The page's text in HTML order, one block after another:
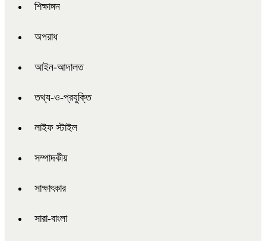
শিক্ষাঙ্গন
অপরাধ
আইন-আদালত
তথ্য-ও-প্রযুক্তি
লাইফ স্টাইল
সম্পাদকীয়
সাক্ষাৎকার
সারা-বাংলা